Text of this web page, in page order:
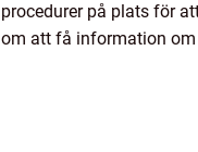
procedurer på plats för
om att få information om